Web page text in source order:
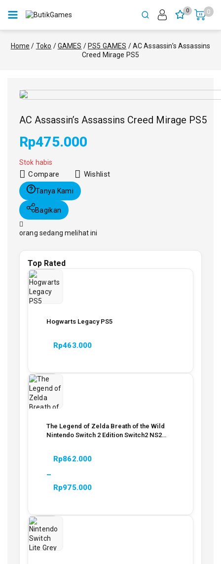
0 0
Home / Toko / GAMES / PS5 GAMES / AC Assassin’s Assassins
Creed Mirage PS5
Top Rated
Hogwarts Legacy PS5
Rp463.000
The Legend of Zelda Breath of the Wild
Nintendo Switch 2 Edition Switch2 NS2
Rp862.000
–
Rp975.000
AC Assassin’s Assassins Creed Mirage PS5
Rp475.000
Stok habis
Compare Wishlist
Tanya Kami
Bagikan
orang sedang melihat ini